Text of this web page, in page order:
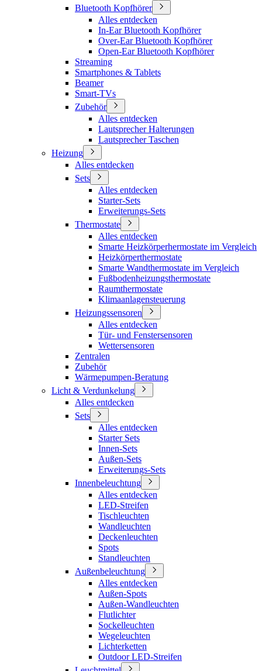
Bluetooth Kopfhörer
Alles entdecken
In-Ear Bluetooth Kopfhörer
Over-Ear Bluetooth Kopfhörer
Open-Ear Bluetooth Kopfhörer
Streaming
Smartphones & Tablets
Beamer
Smart-TVs
Zubehör
Alles entdecken
Lautsprecher Halterungen
Lautsprecher Taschen
Heizung
Alles entdecken
Sets
Alles entdecken
Starter-Sets
Erweiterungs-Sets
Thermostate
Alles entdecken
Smarte Heizkörperhermostate im Vergleich
Heizkörperthermostate
Smarte Wandthermostate im Vergleich
Fußbodenheizungsthermostate
Raumthermostate
Klimaanlagensteuerung
Heizungssensoren
Alles entdecken
Tür- und Fenstersensoren
Wettersensoren
Zentralen
Zubehör
Wärmepumpen-Beratung
Licht & Verdunkelung
Alles entdecken
Sets
Alles entdecken
Starter Sets
Innen-Sets
Außen-Sets
Erweiterungs-Sets
Innenbeleuchtung
Alles entdecken
LED-Streifen
Tischleuchten
Wandleuchten
Deckenleuchten
Spots
Standleuchten
Außenbeleuchtung
Alles entdecken
Außen-Spots
Außen-Wandleuchten
Flutlichter
Sockelleuchten
Wegeleuchten
Lichterketten
Outdoor LED-Streifen